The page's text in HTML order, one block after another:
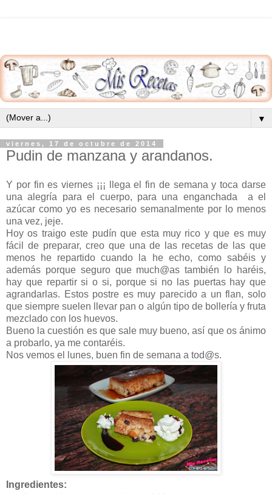
▼
viernes, 17 de octubre de 2014
Pudin de manzana y arandanos.
Y por fin es viernes ¡¡¡ llega el fin de semana y toca darse
una alegría para el cuerpo, para una enganchada a el
azúcar como yo es necesario semanalmente por lo menos
una vez, jeje.
Hoy os traigo este pudín que esta muy rico y que es muy
fácil de preparar, creo que una de las recetas de las que
menos he repartido cuando la he echo, como sabéis y
además porque seguro que much@as también lo haréis,
hay que repartir si o si, porque si no las puertas hay que
agrandarlas. Estos postre es muy parecido a un flan, solo
que siempre suelen llevar pan o algún tipo de bollería y fruta
mezclado con los huevos.
Bueno la cuestión es que sale muy bueno, así que os ánimo
a probarlo, ya me contaréis.
Nos vemos el lunes, buen fin de semana a tod@s.
Ingredientes: